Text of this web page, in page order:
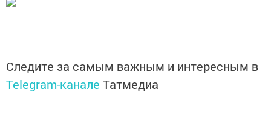
Следите за самым важным и интересным в
Telegram-канале Татмедиа